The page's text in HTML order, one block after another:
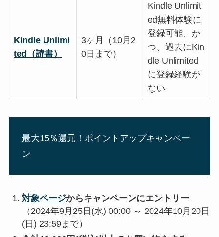
Kindle Unlimi
ted（読書）
3ヶ月（10月2
0日まで）
Kindle Unlimit
ed無料体験に
登録可能、か
つ、過去にKin
dle Unlimited
に登録経験が
ない
最大15％還元！ポイントアップキャンペー
ン
対象ページからキャンペーンにエントリー
（2024年9月25日(水) 00:00 ～ 2024年10月20日
(日) 23:59まで）